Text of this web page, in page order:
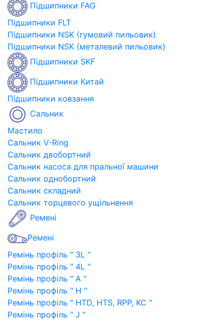
Підшипники FAG
Підшипники FLT
Підшипники NSK (гумовий пильовик)
Підшипники NSK (металевий пильовик)
Підшипники SKF
Підшипники Китай
Підшипники ковзання
Сальник
Мастило
Сальник V-Ring
Сальник двобортний
Сальник насоса для пральної машини
Сальник однобортний
Сальник складний
Сальник торцевого ущільнення
Ремені
Ремені
Ремінь профіль " 3L "
Ремінь профіль " 4L "
Ремінь профіль " A "
Ремінь профіль " H "
Ремінь профіль " HTD, HTS, RPP, KC "
Ремінь профіль " J "